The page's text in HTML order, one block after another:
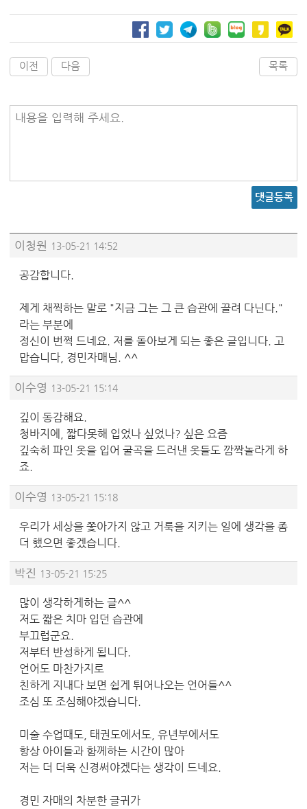
이전 다음 목록
내용을 입력해 주세요.
댓글등록
이청원 13-05-21 14:52
공감합니다.
제게 채찍하는 말로 "지금 그는 그 큰 습관에 끌려 다닌다."
라는 부분에
정신이 번쩍 드네요. 저를 돌아보게 되는 좋은 글입니다. 고
맙습니다, 경민자매님. ^^
이수영 13-05-21 15:14
깊이 동감해요.
청바지에, 짧다못해 입었나 싶었나? 싶은 요즘
깊숙히 파인 옷을 입어 굴곡을 드러낸 옷들도 깜짝놀라게 하
죠.
이수영 13-05-21 15:18
우리가 세상을 쫓아가지 않고 거룩을 지키는 일에 생각을 좀
더 했으면 좋겠습니다.
박진 13-05-21 15:25
많이 생각하게하는 글^^
저도 짧은 치마 입던 습관에
부끄럽군요.
저부터 반성하게 됩니다.
언어도 마찬가지로
친하게 지내다 보면 쉽게 튀어나오는 언어들^^
조심 또 조심해야겠습니다.
미술 수업때도, 태권도에서도, 유년부에서도
항상 아이들과 함께하는 시간이 많아
저는 더 더욱 신경써야겠다는 생각이 드네요.
경민 자매의 차분한 글귀가